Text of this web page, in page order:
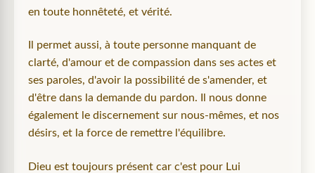
en toute honnêteté, et vérité.
Il permet aussi, à toute personne manquant de
clarté, d'amour et de compassion dans ses actes et
ses paroles, d'avoir la possibilité de s'amender, et
d'être dans la demande du pardon. Il nous donne
également le discernement sur nous-mêmes, et nos
désirs, et la force de remettre l'équilibre.
Dieu est toujours présent car c'est pour Lui